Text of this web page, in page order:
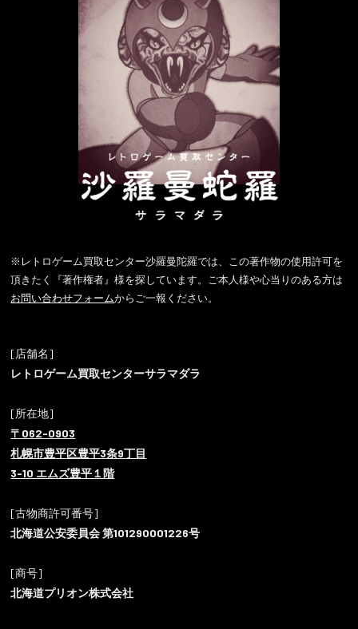
※レトロゲーム買取センター沙羅曼陀羅では、この著作物の使用許可を
頂きたく『著作権者』様を探しています。ご本人様や心当りのある方は
お問い合わせフォームからご一報ください。
[店舗名]
レトロゲーム買取センターサラマダラ
[所在地]
〒062-0903
札幌市豊平区豊平3条9丁目
3-10 エムズ豊平１階
[古物商許可番号]
北海道公安委員会 第101290001226号
[商号]
北海道プリオン株式会社